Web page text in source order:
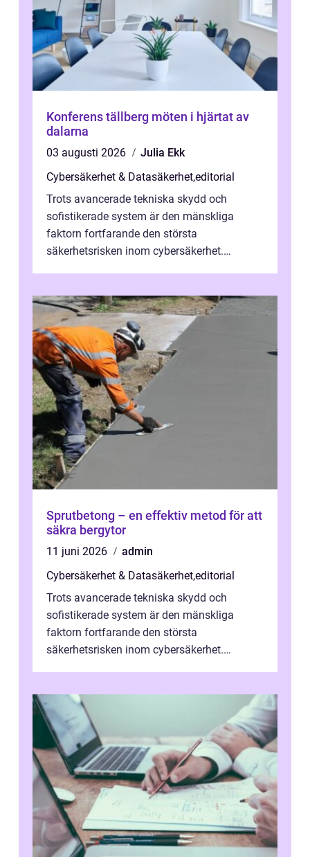
Konferens tällberg möten i hjärtat av
dalarna
03 augusti 2026
Julia Ekk
Cybersäkerhet & Datasäkerhet,editorial
Trots avancerade tekniska skydd och
sofistikerade system är den mänskliga
faktorn fortfarande den största
säkerhetsrisken inom cybersäkerhet.
Sprutbetong – en effektiv metod för att
säkra bergytor
11 juni 2026
admin
Cybersäkerhet & Datasäkerhet,editorial
Trots avancerade tekniska skydd och
sofistikerade system är den mänskliga
faktorn fortfarande den största
säkerhetsrisken inom cybersäkerhet.